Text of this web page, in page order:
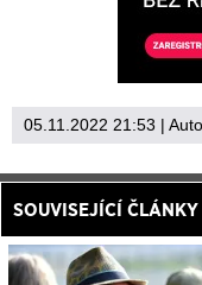
05.11.2022 21:53 |
SOUVISEJÍCÍ ČLÁNKY